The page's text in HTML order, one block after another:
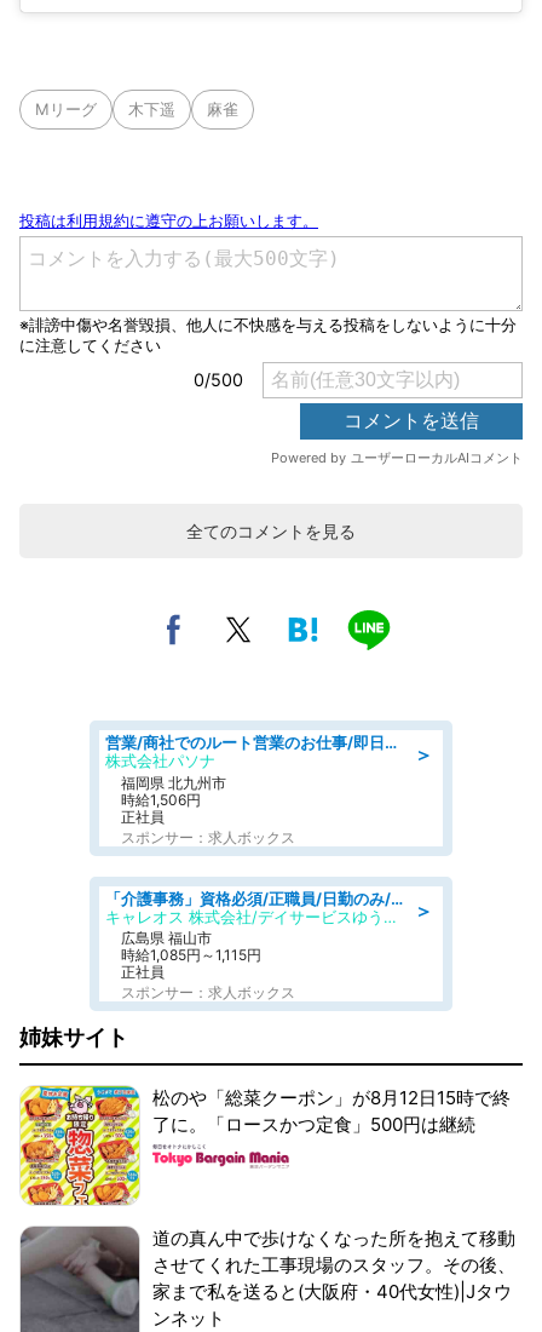
Mリーグ 木下遥 麻雀
全てのコメントを見る
＞
営業/商社でのルート営業のお仕事/即日勤務可/車通勤可/営業
株式会社パソナ
福岡県 北九州市
時給1,506円
正社員
スポンサー：求人ボックス
＞
「介護事務」資格必須/正職員/日勤のみ/デイサービス
キャレオス 株式会社/デイサービスゆうゆう南本庄
広島県 福山市
時給1,085円～1,115円
正社員
スポンサー：求人ボックス
姉妹サイト
松のや「総菜クーポン」が8月12日15時で終
了に。「ロースかつ定食」500円は継続
道の真ん中で歩けなくなった所を抱えて移動
させてくれた工事現場のスタッフ。その後、
家まで私を送ると(大阪府・40代女性)|Jタウ
ンネット